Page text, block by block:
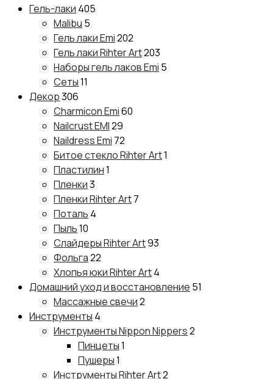
Гель-лаки 405
Malibu 5
Гель лаки Emi202
Гель лаки Rihter Art203
Наборы гель лаков Emi 5
Сеты11
Декор306
Charmicon Emi60
Nailcrust EMI29
Naildress Emi 72
Битое стекло Rihter Art1
Пластилин1
Пленки3
Пленки Rihter Art7
Поталь 4
Пыль10
Слайдеры Rihter Art93
Фольга22
Хлопья юки Rihter Art4
Домашний уход и восстановление 51
Массажные свечи2
Инструменты 4
Инструменты Nippon Nippers2
Пинцеты1
Пушеры1
Инструменты Rihter Art2